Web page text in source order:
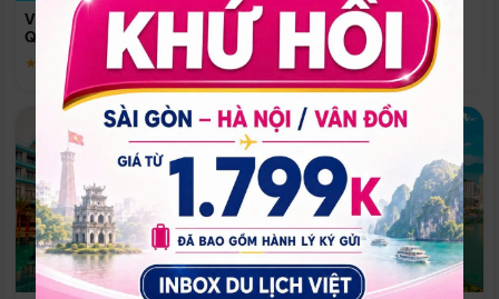
Vinpearl Resort & Spa Phu
Quoc
★ 5.0
Quoc
Phú Quốc
★ 5.0